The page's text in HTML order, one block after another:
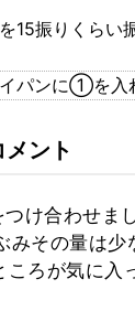
振りくらい
パンに①を入
ント
け合わせま
みその量は
ころが気に入